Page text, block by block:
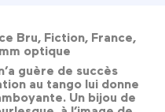
Bru, Fiction, France,
optique
guère de succès
au tango lui donne
Un bijou de